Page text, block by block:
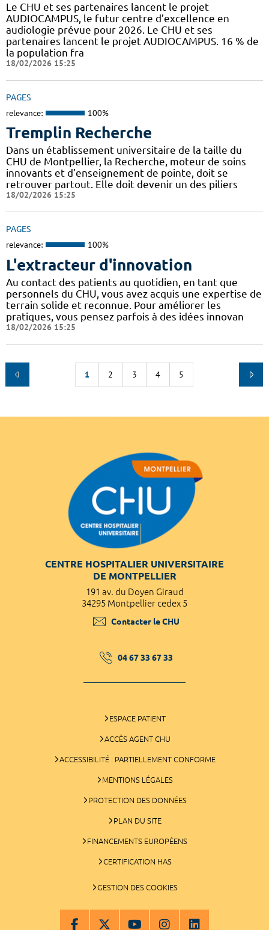
Le CHU et ses partenaires lancent le projet
AUDIOCAMPUS, le futur centre d’excellence en
audiologie prévue pour 2026. Le CHU et ses
partenaires lancent le projet AUDIOCAMPUS. 16 % de
la population fra
18/02/2026 15:25
PAGES
relevance: 100%
Tremplin Recherche
Dans un établissement universitaire de la taille du
CHU de Montpellier, la Recherche, moteur de soins
innovants et d’enseignement de pointe, doit se
retrouver partout. Elle doit devenir un des piliers
18/02/2026 15:25
PAGES
relevance: 100%
L'extracteur d'innovation
Au contact des patients au quotidien, en tant que
personnels du CHU, vous avez acquis une expertise de
terrain solide et reconnue. Pour améliorer les
pratiques, vous pensez parfois à des idées innovan
18/02/2026 15:25
1 2 3 4 5
CENTRE HOSPITALIER UNIVERSITAIRE
DE MONTPELLIER
191 av. du Doyen Giraud
34295 Montpellier cedex 5
Contacter le CHU
04 67 33 67 33
ESPACE PATIENT
ACCÈS AGENT CHU
ACCESSIBILITÉ : PARTIELLEMENT CONFORME
MENTIONS LÉGALES
PROTECTION DES DONNÉES
PLAN DU SITE
FINANCEMENTS EUROPÉENS
CERTIFICATION HAS
GESTION DES COOKIES